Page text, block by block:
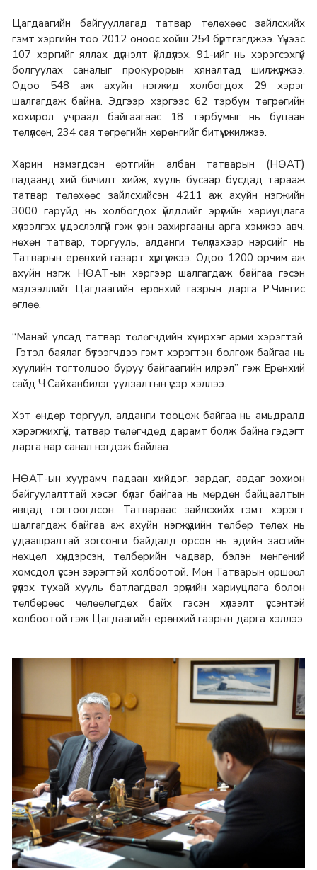
Цагдаагийн байгууллагад татвар төлөхөөс зайлсхийх
гэмт хэргийн тоо 2012 оноос хойш 254 бүртгэгджээ. Үүнээс
107 хэргийг яллах дүгнэлт үйлдүүлэх, 91-ийг нь хэрэгсэхгүй
болгуулах саналыг прокурорын хяналтад шилжүүлжээ.
Одоо 548 аж ахуйн нэгжид холбогдох 29 хэрэг
шалгагдаж байна. Эдгээр хэргээс 62 тэрбум төгрөгийн
хохирол учраад байгаагаас 18 тэрбумыг нь буцаан
төлүүлсөн, 234 сая төгрөгийн хөрөнгийг битүүмжилжээ.
Харин нэмэгдсэн өртгийн албан татварын (НӨАТ)
падаанд хий бичилт хийж, хууль бусаар бусдад тарааж
татвар төлөхөөс зайлсхийсэн 4211 аж ахуйн нэгжийн
3000 гаруйд нь холбогдох үйлдлийг эрүүгийн хариуцлага
хүлээлгэх үндэслэлгүй гэж үзэн захиргааны арга хэмжээ авч,
нөхөн татвар, торгууль, алданги төлүүлэхээр нэрсийг нь
Татварын ерөнхий газарт хүргүүлжээ. Одоо 1200 орчим аж
ахуйн нэгж НӨАТ-ын хэргээр шалгагдаж байгаа гэсэн
мэдээллийг Цагдаагийн ерөнхий газрын дарга Р.Чингис
өглөө.
“Манай улсад татвар төлөгчдийн хүчирхэг арми хэрэгтэй.
Гэтэл баялаг бүтээгчдээ гэмт хэрэгтэн болгож байгаа нь
хуулийн тогтолцоо буруу байгаагийн илрэл” гэж Ерөнхий
сайд Ч.Сайханбилэг уулзалтын үеэр хэллээ.
Хэт өндөр торгуул, алданги тооцож байгаа нь амьдралд
хэрэгжихгүй, татвар төлөгчдөд дарамт болж байна гэдэгт
дарга нар санал нэгдэж байлаа.
НӨАТ-ын хуурамч падаан хийдэг, зардаг, авдаг зохион
байгуулалттай хэсэг бүлэг байгаа нь мөрдөн байцаалтын
явцад тогтоогдсон. Татвараас зайлсхийх гэмт хэрэгт
шалгагдаж байгаа аж ахуйн нэгжүүдийн төлбөр төлөх нь
удаашралтай зогсонги байдалд орсон нь эдийн засгийн
нөхцөл хүндэрсэн, төлбөрийн чадвар, бэлэн мөнгөний
хомсдол үүссэн зэрэгтэй холбоотой. Мөн Татварын өршөөл
үзүүлэх тухай хууль батлагдвал эрүүгийн хариуцлага болон
төлбөрөөс чөлөөлөгдөх байх гэсэн хүлээлт үүссэнтэй
холбоотой гэж Цагдаагийн ерөнхий газрын дарга хэллээ.